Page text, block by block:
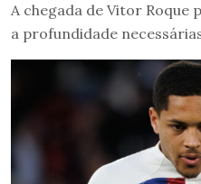
A chegada de Vitor Roque
a profundidade